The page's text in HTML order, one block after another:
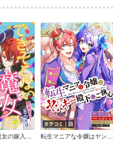
できそこない魔女の嫁入り～かつての弟子からこじらせ溺愛されて成り上がります～【分冊版】
タテコミ｜話
転生マニアな令嬢はヤンキー殿下にご執心【タテスク】【フルカラー】